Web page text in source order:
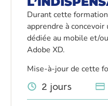
Durant cette
apprendre à
dédiée au mobile et/
Adobe XD.
Mise-à-jour de cette
2 jours